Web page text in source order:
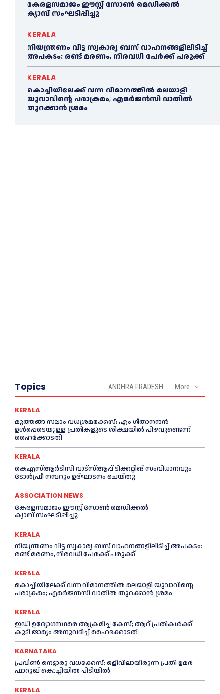
കേരളസമാജം ഈസ്റ്റ് സോണ്‍ മെഡിക്കൽ
ക്യാമ്പ് സംഘടിപ്പിച്ചു
KERALA
നിയന്ത്രണം വിട്ട സ്വകാര്യ ബസ് വാഹനങ്ങളിലിടിച്ച്‌
അപകടം: രണ്ട് മരണം, നിരവധി പേർക്ക് പരുക്ക്
KERALA
കൊച്ചിയിലേക്ക് വന്ന വിമാനത്തില്‍ മലയാളി
യുവാവിന്റെ പരാക്രമം; എമര്‍ജൻസി വാതില്‍
തുറക്കാൻ ശ്രമം
Topics ANDHRA PRADESH More
KERALA
മുത്തങ്ങ സലാം വധശ്രമക്കേസ്; എം ഗീതാനന്ദൻ
ഉള്‍പ്പെടെയുള്ള പ്രതികളുടെ ശിക്ഷയില്‍ പിഴവുണ്ടെന്ന്
ഹൈക്കോടതി
KERALA
കെഎസ്‌ആര്‍ടിസി വാട്‌സ്‌ആപ്പ് ടിക്കറ്റിങ് സംവിധാനവും
ടോള്‍ഫ്രീ നമ്പറും ഉദ്ഘാടനം ചെയ്തു
ASSOCIATION NEWS
കേരളസമാജം ഈസ്റ്റ് സോണ്‍ മെഡിക്കൽ
ക്യാമ്പ് സംഘടിപ്പിച്ചു
KERALA
നിയന്ത്രണം വിട്ട സ്വകാര്യ ബസ് വാഹനങ്ങളിലിടിച്ച്‌ അപകടം:
രണ്ട് മരണം, നിരവധി പേർക്ക് പരുക്ക്
KERALA
കൊച്ചിയിലേക്ക് വന്ന വിമാനത്തില്‍ മലയാളി യുവാവിന്റെ
പരാക്രമം; എമര്‍ജൻസി വാതില്‍ തുറക്കാൻ ശ്രമം
KERALA
ഇഡി ഉദ്യോഗസ്ഥരെ ആക്രമിച്ച കേസ്; ആറ് പ്രതികള്‍ക്ക്
കൂടി ജാമ്യം അനുവദിച്ച്‌ ഹൈക്കോടതി
KARNATAKA
പ്രവീണ്‍ നെട്ടാരു വധക്കേസ്: ഒളിവിലായിരുന്ന പ്രതി ഉമര്‍
ഫാറൂഖ് കൊച്ചിയില്‍ പിടിയില്‍
KERALA